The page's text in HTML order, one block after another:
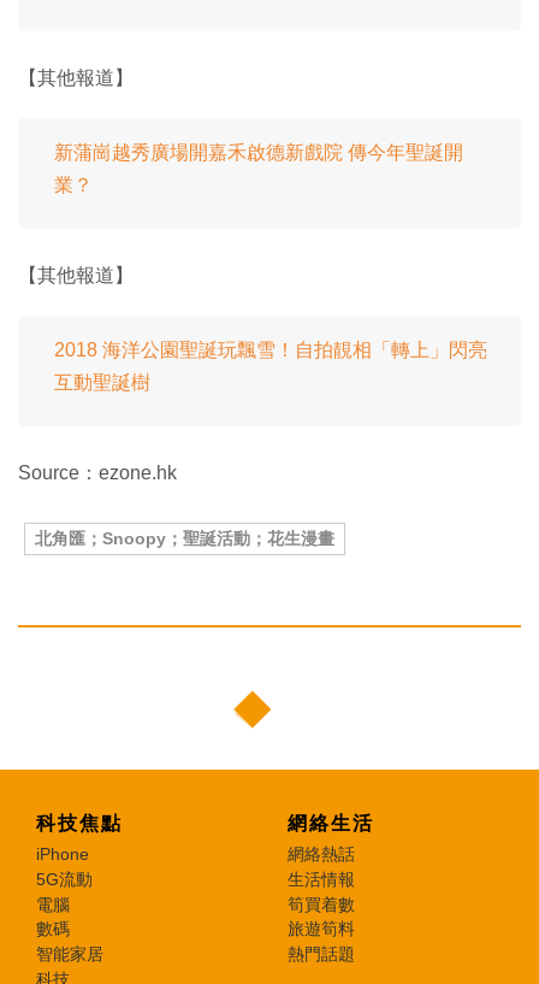
【其他報道】
新蒲崗越秀廣場開嘉禾啟德新戲院 傳今年聖誕開
業？
【其他報道】
2018 海洋公園聖誕玩飄雪！自拍靚相「轉上」閃亮
互動聖誕樹
Source：ezone.hk
北角匯；Snoopy；聖誕活動；花生漫畫
科技焦點
iPhone
5G流動
電腦
數碼
智能家居
科技
網絡生活
網絡熱話
生活情報
筍買着數
旅遊筍料
熱門話題